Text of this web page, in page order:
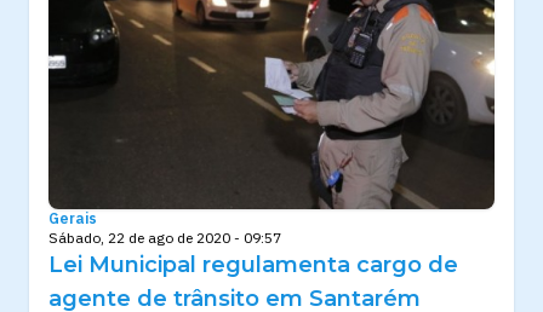
Gerais
Sábado, 22 de ago de 2020 - 09:57
Lei Municipal regulamenta cargo de
agente de trânsito em Santarém